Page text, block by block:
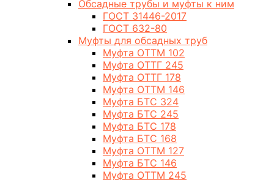
Обсадные трубы и муфты к ним
ГОСТ 31446-2017
ГОСТ 632-80
Муфты для обсадных труб
Муфта ОТТМ 102
Муфта ОТТГ 245
Муфта ОТТГ 178
Муфта ОТТМ 146
Муфта БТС 324
Муфта БТС 245
Муфта БТС 178
Муфта БТС 168
Муфта ОТТМ 127
Муфта БТС 146
Муфта ОТТМ 245